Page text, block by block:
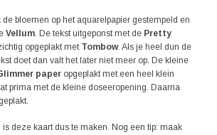
de bloemen op het aquarelpapier gestempeld en
Vellum. De tekst uitgeponst met de Pretty
opgeplakt met Tombow. Als je heel dun de
doet dan valt het later niet meer op. De kleine
paper opgeplakt met een heel klein
prima met de kleine doseeropening. Daarna
deze kaart dus te maken. Nog een tip: maak